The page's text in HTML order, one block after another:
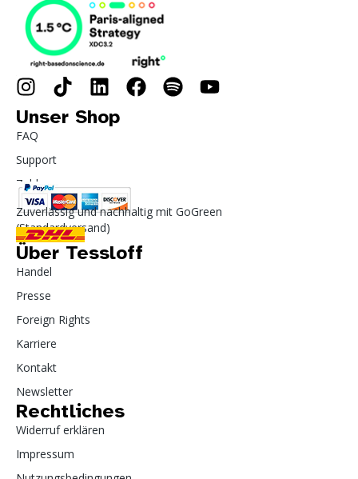
Unser Shop
FAQ
Support
Zahlung
Zuverlässig und nachhaltig mit GoGreen
(Standardversand)
Über Tessloff
Handel
Presse
Foreign Rights
Karriere
Kontakt
Newsletter
Rechtliches
Widerruf erklären
Impressum